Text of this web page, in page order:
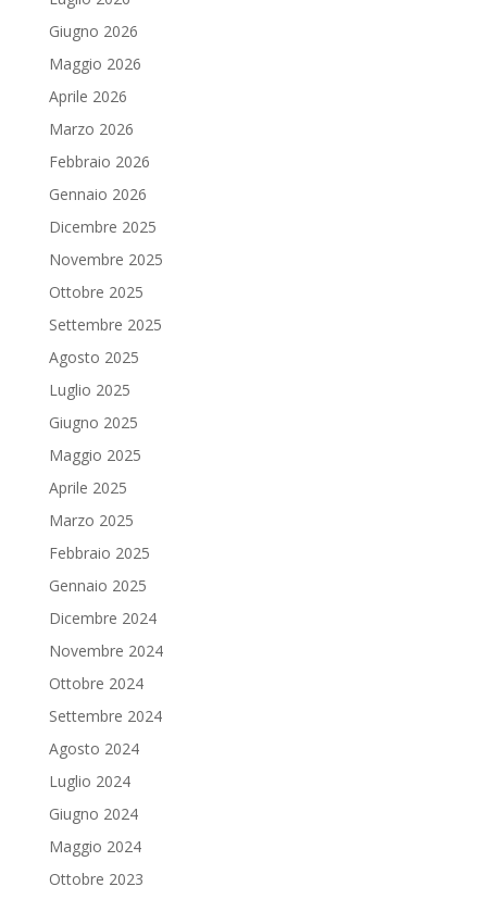
Giugno 2026
Maggio 2026
Aprile 2026
Marzo 2026
Febbraio 2026
Gennaio 2026
Dicembre 2025
Novembre 2025
Ottobre 2025
Settembre 2025
Agosto 2025
Luglio 2025
Giugno 2025
Maggio 2025
Aprile 2025
Marzo 2025
Febbraio 2025
Gennaio 2025
Dicembre 2024
Novembre 2024
Ottobre 2024
Settembre 2024
Agosto 2024
Luglio 2024
Giugno 2024
Maggio 2024
Ottobre 2023